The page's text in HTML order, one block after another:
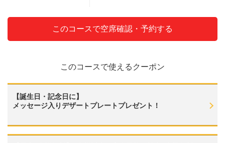
レンジサワー/カルピスサワー/ウーロンハイ/緑茶ハイ/宇治抹茶ハイ【ウイス
キー】ハイボール/ジンジャハイボール/コークハイボール/その他(ロック/水/ス
・【カクテル】カシスソーダ/カシスオレンジ/カシスグレフル/カシスウーロ
レフル/ピーチジンジャー/ジントニック/スクリュードライバー/ブルドック/モ
スコミュール/ライチソーダ/ライチオレンジ/ライチグレフル
・SPプラン(さらに＋500円)
このコースで空席確認・予約する
このコースで使えるクーポン
【誕生日・記念日に】
メッセージ入りデザートプレートプレゼント！